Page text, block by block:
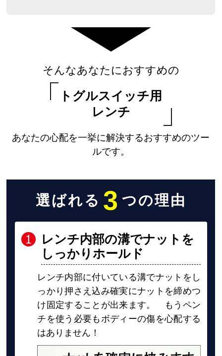
そんなあなたにおすすめの
トグルスイッチ用
レンチ
あなたの心配を一挙に解決するおすすめのツー
ルです。
選ばれる 3 つの理由
レンチ内部の溝でナットを
しっかりホールド
レンチ内部に付いている溝でナットをし
っかり押さえ込み確実にナットを締めつ
け固定することが出来ます。 もうペン
チを使う必要もボディーの傷を心配する
はありません！